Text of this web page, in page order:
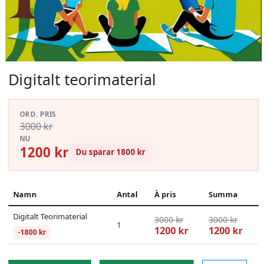
Digitalt teorimaterial
ORD. PRIS
3000 kr
NU
1200 kr Du sparar 1800 kr
Namn Antal À pris Summa
Digitalt Teorimaterial
-1800 kr
1 3000 kr
1200 kr
3000 kr
1200 kr